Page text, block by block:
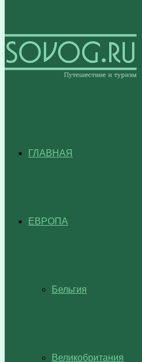
ГЛАВНАЯ
ЕВРОПА
Бельгия
Великобритания